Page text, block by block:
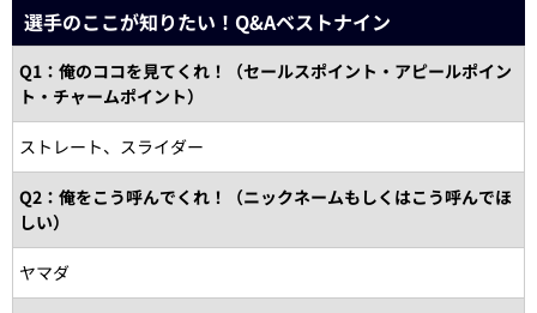
選手のここが知りたい！Q&Aベストナイン
Q1：俺のココを見てくれ！（セールスポイント・アピールポイン
ト・チャームポイント）
ストレート、スライダー
Q2：俺をこう呼んでくれ！（ニックネームもしくはこう呼んでほ
しい）
ヤマダ